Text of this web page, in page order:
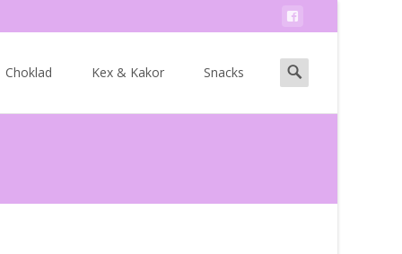
Choklad Kex & Kakor Snacks
Search
for: